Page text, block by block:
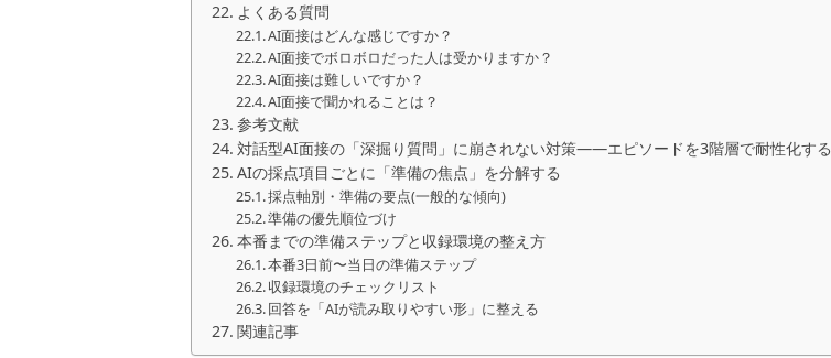
よくある質問
AI面接はどんな感じですか？
AI面接でボロボロだった人は受かりますか？
AI面接は難しいですか？
AI面接で聞かれることは？
参考文献
対話型AI面接の「深掘り質問」に崩されない対策――エピソードを3階層で耐性化する
AIの採点項目ごとに「準備の焦点」を分解する
採点軸別・準備の要点(一般的な傾向)
準備の優先順位づけ
本番までの準備ステップと収録環境の整え方
本番3日前〜当日の準備ステップ
収録環境のチェックリスト
回答を「AIが読み取りやすい形」に整える
関連記事